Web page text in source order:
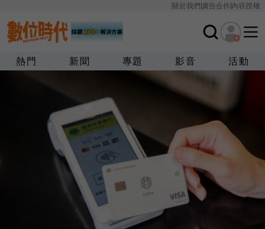
關於我們廣告合作內容授權
熱門 新聞 專題 影音 活動